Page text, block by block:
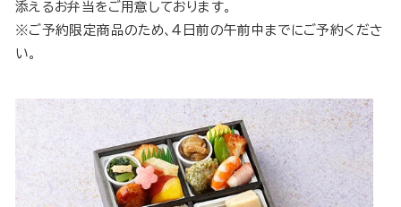
添えるお弁当をご用意しております。
※ご予約限定商品のため、４日前の午前中までにご予約くださ
い。